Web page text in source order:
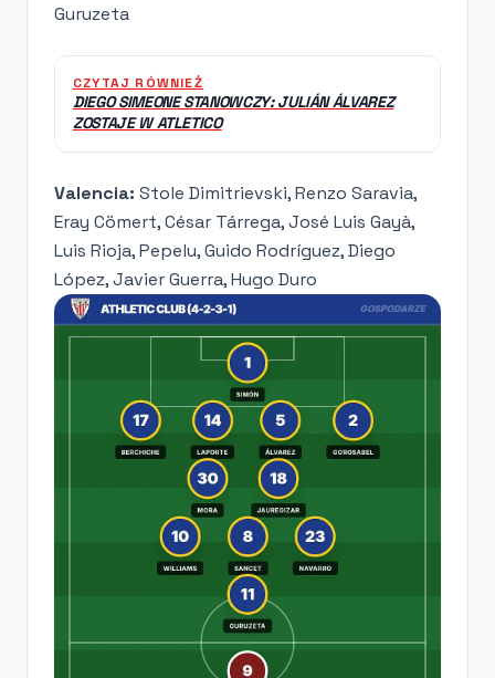
Guruzeta
CZYTAJ RÓWNIEŻ
DIEGO SIMEONE STANOWCZY: JULIÁN ÁLVAREZ
ZOSTAJE W ATLETICO
Valencia: Stole Dimitrievski, Renzo Saravia,
Eray Cömert, César Tárrega, José Luis Gayà,
Luis Rioja, Pepelu, Guido Rodríguez, Diego
López, Javier Guerra, Hugo Duro